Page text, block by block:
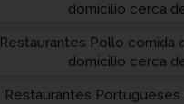
domicilio cerca
Restaurantes Pollo comida
domicilio cerca
Restaurantes Portugueses